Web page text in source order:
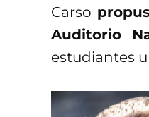
Carso
Auditorio
estudiantes